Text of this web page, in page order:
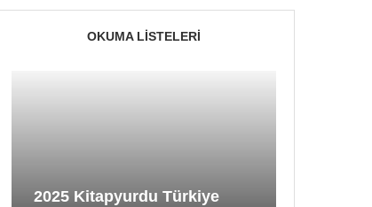
OKUMA LISTELERI
2025 Kitapyurdu Türkiye